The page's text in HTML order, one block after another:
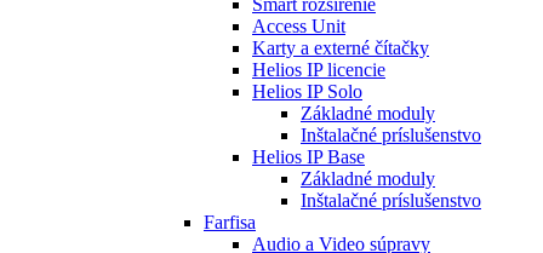
Smart rozšírenie
Access Unit
Karty a externé čítačky
Helios IP licencie
Helios IP Solo
Základné moduly
Inštalačné príslušenstvo
Helios IP Base
Základné moduly
Inštalačné príslušenstvo
Farfisa
Audio a Video súpravy